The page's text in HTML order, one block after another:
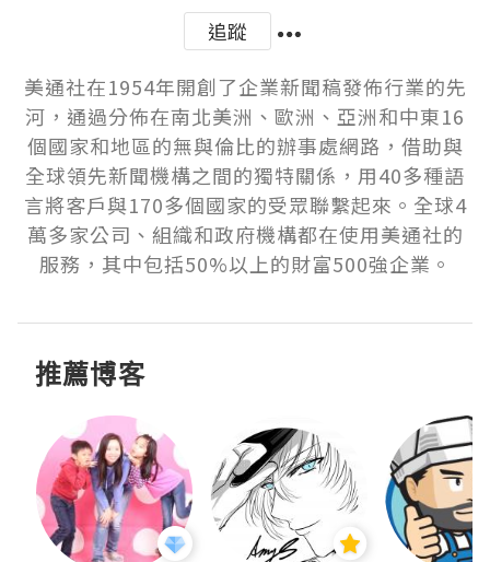
追蹤
美通社在1954年開創了企業新聞稿發佈行業的先
河，通過分佈在南北美洲、歐洲、亞洲和中東16
個國家和地區的無與倫比的辦事處網路，借助與
全球領先新聞機構之間的獨特關係，用40多種語
言將客戶與170多個國家的受眾聯繫起來。全球4
萬多家公司、組織和政府機構都在使用美通社的
服務，其中包括50%以上的財富500強企業。
推薦博客